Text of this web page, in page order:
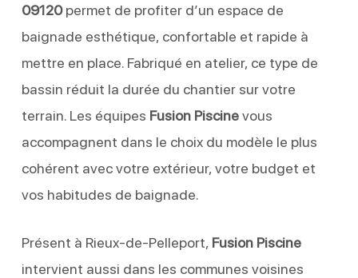
09120permet de profiter d’un espace de
baignade esthétique, confortable et rapide à
mettre en place. Fabriqué en atelier, ce type de
bassin réduit la durée du chantier sur votre
terrain. Les équipes Fusion Piscinevous
accompagnent dans le choix du modèle le plus
cohérent avec votre extérieur, votre budget et
vos habitudes de baignade.
Présent à Rieux-de-Pelleport, Fusion Piscine
intervient aussi dans les communes voisines